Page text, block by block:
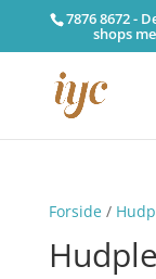
7876 8672 -
shops
Forside/